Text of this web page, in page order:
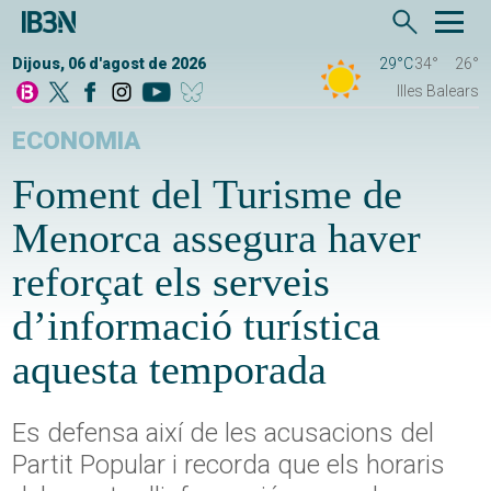
Dijous, 06 d'agost de 2026 29°C34°
26°
Illes Balears
ECONOMIA
Foment del Turisme de
Menorca assegura haver
reforçat els serveis
d’informació turística
aquesta temporada
Es defensa així de les acusacions del
Partit Popular i recorda que els horaris